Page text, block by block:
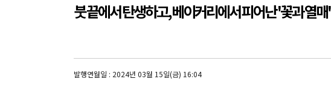
붓 끝에서 탄생하고, 베이커리에서 피어난 '꽃과 열매'
발행연월일 : 2024년 03월 15일(금) 16:04